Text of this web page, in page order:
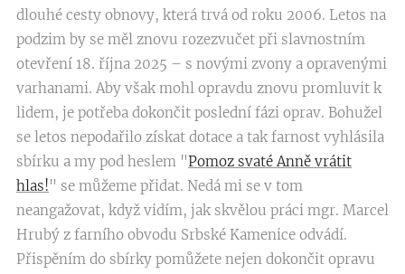
dlouhé cesty obnovy, která trvá od roku 2006. Letos na
podzim by se měl znovu rozezvučet při slavnostním
otevření 18. října 2025 – s novými zvony a opravenými
varhanami. Aby však mohl opravdu znovu promluvit k
lidem, je potřeba dokončit poslední fázi oprav. Bohužel
se letos nepodařilo získat dotace a tak farnost vyhlásila
sbírku a my pod heslem "Pomoz svaté Anně vrátit
hlas!" se můžeme přidat. Nedá mi se v tom
neangažovat, když vidím, jak skvělou práci mgr. Marcel
Hrubý z farního obvodu Srbské Kamenice odvádí.
Přispěním do sbírky pomůžete nejen dokončit opravu